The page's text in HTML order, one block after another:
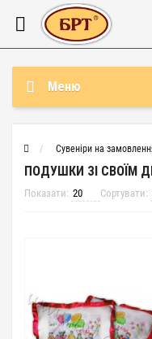
Меню
Сувеніри на
ПОДУШКИ ЗІ СВОЇМ
Показати: Сортувати: